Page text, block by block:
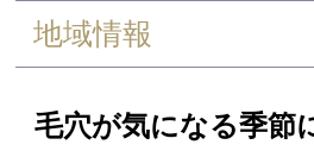
地域情報
毛穴が気になる季節